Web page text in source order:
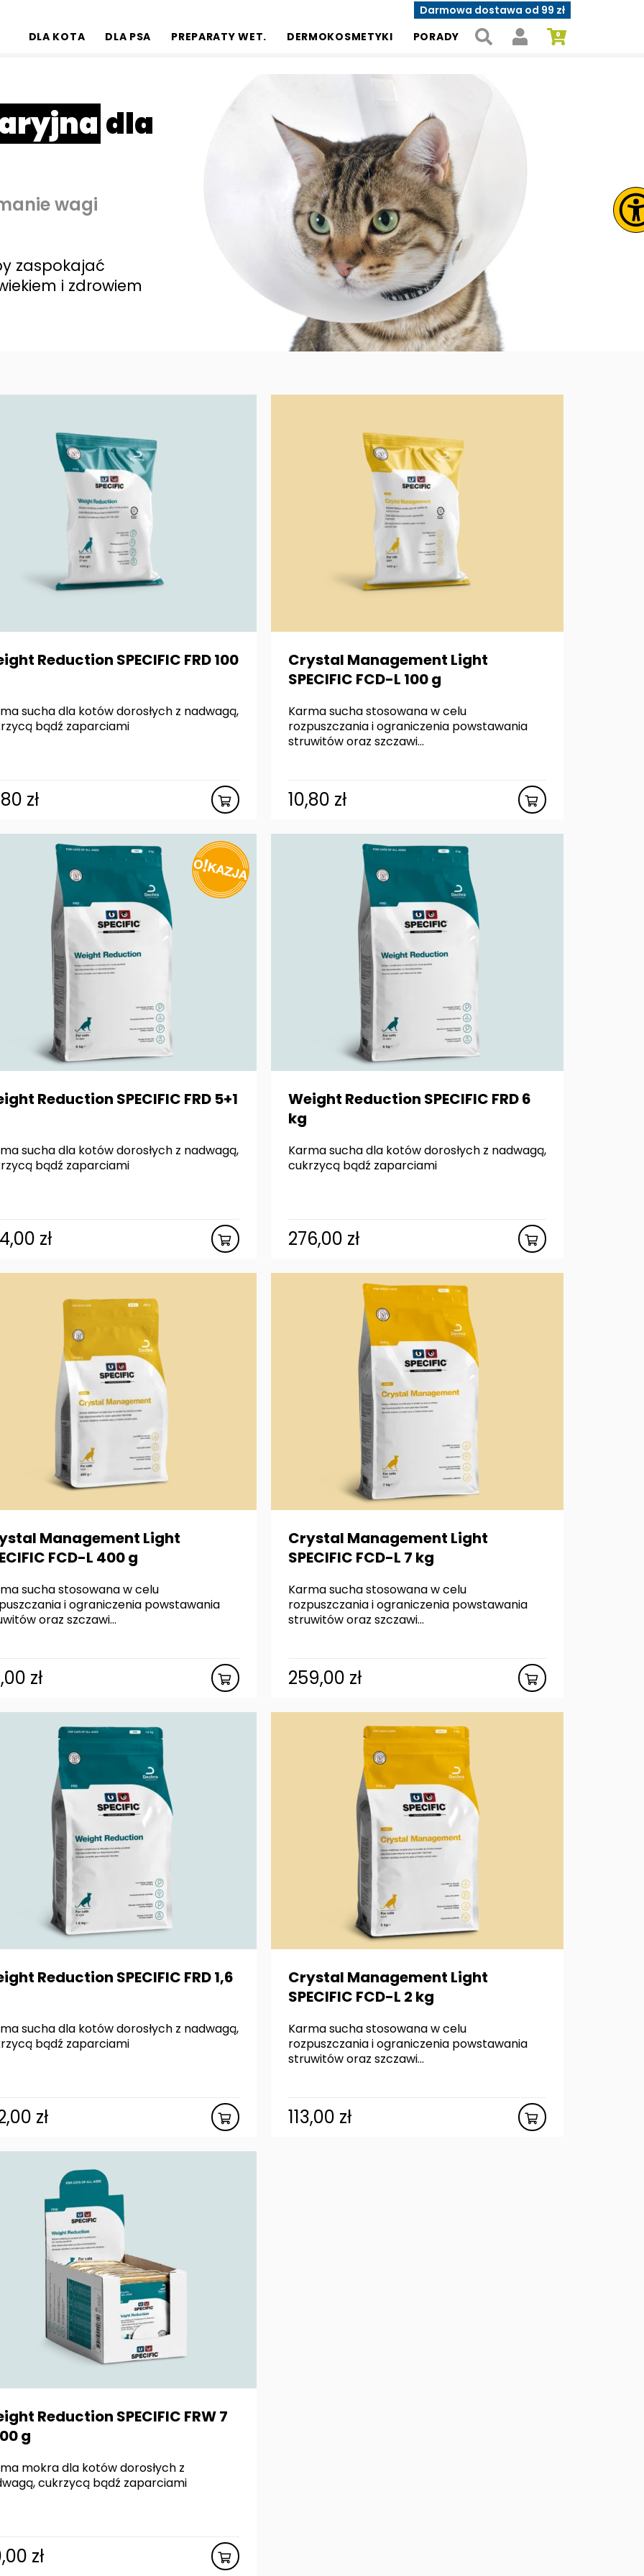
Darmowa dostawa od 99 zł
DLA KOTA
DLA PSA PREPARATY WET. DERMOKOSMETYKI PORADY
dla
wagi
zaspokajać
i zdrowiem
Reduction SPECIFIC FRD 100
sucha dla kotów dorosłych z nadwagą,
bądź zaparciami
zł
Crystal Management Light
SPECIFIC FCD-L 100 g
Karma sucha stosowana w celu
rozpuszczania i ograniczenia powstawania
struwitów oraz szczawi...
10,80 zł
Reduction SPECIFIC FRD 5+1
sucha dla kotów dorosłych z nadwagą,
bądź zaparciami
zł
Weight Reduction SPECIFIC FRD 6
kg
Karma sucha dla kotów dorosłych z nadwagą,
cukrzycą bądź zaparciami
276,00 zł
Management Light
FCD-L 400 g
sucha stosowana w celu
i ograniczenia powstawania
oraz szczawi...
zł
Crystal Management Light
SPECIFIC FCD-L 7 kg
Karma sucha stosowana w celu
rozpuszczania i ograniczenia powstawania
struwitów oraz szczawi...
259,00 zł
Reduction SPECIFIC FRD 1,6
sucha dla kotów dorosłych z nadwagą,
bądź zaparciami
zł
Crystal Management Light
SPECIFIC FCD-L 2 kg
Karma sucha stosowana w celu
rozpuszczania i ograniczenia powstawania
struwitów oraz szczawi...
113,00 zł
Reduction SPECIFIC FRW 7
g
mokra dla kotów dorosłych z
cukrzycą bądź zaparciami
zł